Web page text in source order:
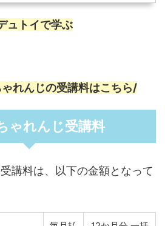
ュトイで学ぶ
れんじの受講料はこちら/
ゃれんじ受講料
講料は、以下の金額となって